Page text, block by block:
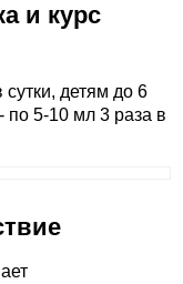
и курс
детям до 6
по 5-10 мл 3 раза в